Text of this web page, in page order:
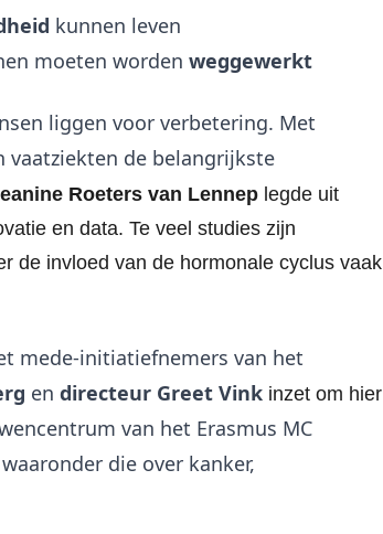
kunnen leven
moeten worden weggewerkt
liggen voor verbetering. Met
vaatziekten de belangrijkste
Roeters van Lennep legde uit
en data. Te veel studies zijn
de invloed van de hormonale cyclus vaak
mede-initiatiefnemers van het
en directeur Greet Vink inzet om hier
van het Erasmus MC
die over kanker,